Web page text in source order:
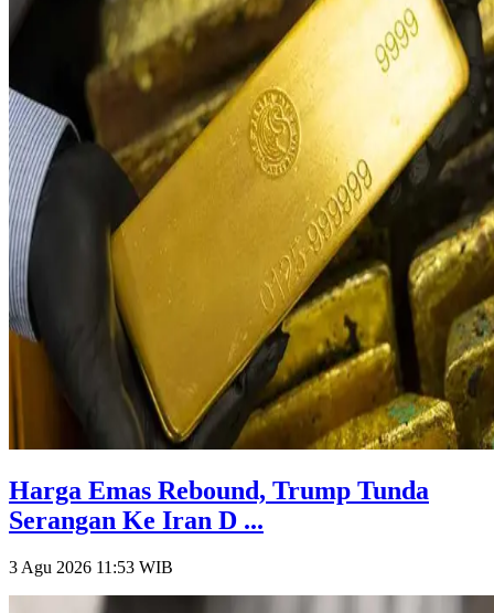
Harga Emas Rebound, Trump Tunda
Serangan Ke Iran D ...
3 Agu 2026 11:53 WIB